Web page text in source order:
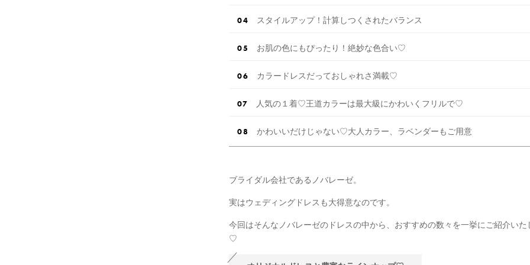
スタイルアップ！計算しつくされたバランス
お肌の色にもぴったり！絶妙な色合い♡
カラードレスだっておしゃれさ満載♡
人気の１着♡王道カラーは最大級にかわいくフリルで♡
かわいいだけじゃない♡大人カラー、ラベンダーもご用意
ブライダル会社であるノバレーゼ。
実はウェディングドレスも大得意なのです。
今回はそんなノバレーゼのドレスの中から、おすすめの数々を一挙にご紹介い
♡